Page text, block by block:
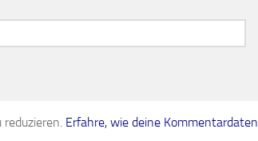
Erfahre, wie deine Kommentardaten